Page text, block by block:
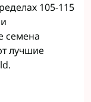
105-115
семена
лучшие